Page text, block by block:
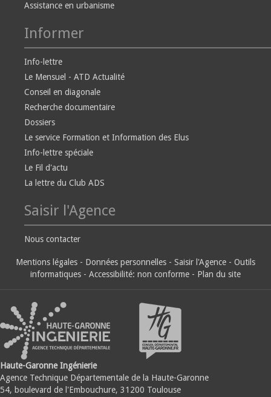
Assistance en urbanisme
Informer
Info-lettre
Le Mensuel - ATD Actualité
Conseil en diagonale
Recherche documentaire
Dossiers
Le service Formation et Information des Elus
Info-lettre spéciale
Le Fil d'actu
La lettre du Club ADS
Saisir l'Agence
Nous contacter
Mentions légales - Données personnelles - Saisir l'Agence - Outils
informatiques - Accessibilité: non conforme - Plan du site
Haute-Garonne Ingénierie
Agence Technique Départementale de la Haute-Garonne
54, boulevard de l'Embouchure, 31200 Toulouse